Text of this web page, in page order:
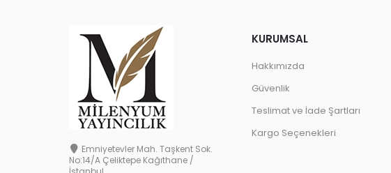
Emniyetevler Mah. Taşkent Sok.
No:14/A Çeliktepe Kağıthane /
KURUMSAL
Hakkımızda
Güvenlik
Teslimat ve İade Şartları
Kargo Seçenekleri